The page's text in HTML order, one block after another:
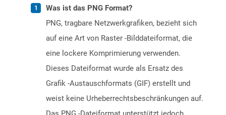
Was ist das PNG Format?
PNG, tragbare Netzwerkgrafiken, bezieht sich
auf eine Art von Raster -Bilddateiformat, die
eine lockere Komprimierung verwenden.
Dieses Dateiformat wurde als Ersatz des
Grafik -Austauschformats (GIF) erstellt und
weist keine Urheberrechtsbeschränkungen auf.